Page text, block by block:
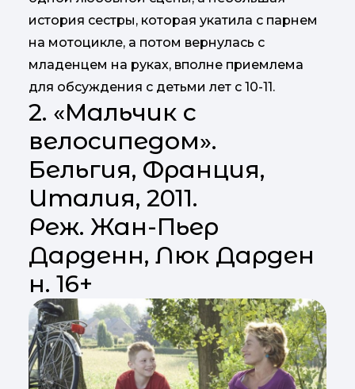
история сестры, которая укатила с парнем
на мотоцикле, а потом вернулась с
младенцем на руках, вполне приемлема
для обсуждения с детьми лет с 10-11.
2. «Мальчик с
велосипедом».
Бельгия, Франция,
Италия, 2011.
Реж. Жан-Пьер
Дарденн, Люк Дарден
н. 16+